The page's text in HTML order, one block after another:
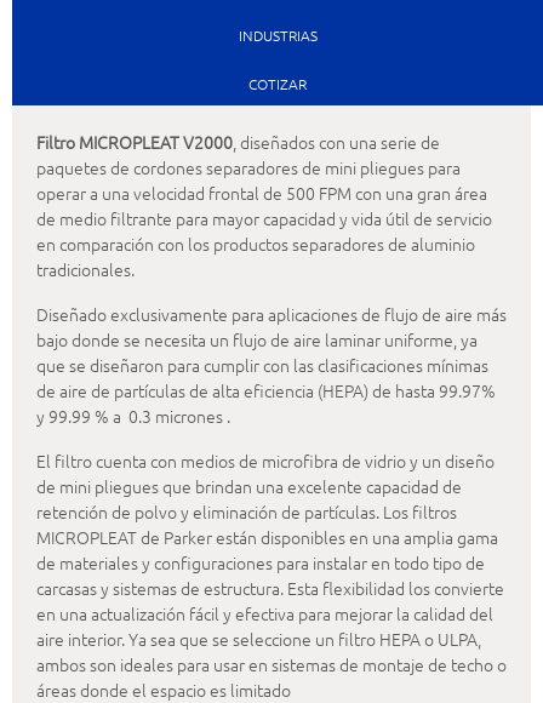
INDUSTRIAS
COTIZAR
Filtro MICROPLEAT V2000 , diseñados con una serie de
paquetes de cordones separadores de mini pliegues para
operar a una velocidad frontal de 500 FPM con una gran área
de medio filtrante para mayor capacidad y vida útil de servicio
en comparación con los productos separadores de aluminio
tradicionales.
Diseñado exclusivamente para aplicaciones de flujo de aire más
bajo donde se necesita un flujo de aire laminar uniforme, ya
que se diseñaron para cumplir con las clasificaciones mínimas
de aire de partículas de alta eficiencia (HEPA) de hasta 99.97%
y 99.99 % a 0.3 micrones .
El filtro cuenta con medios de microfibra de vidrio y un diseño
de mini pliegues que brindan una excelente capacidad de
retención de polvo y eliminación de partículas. Los filtros
MICROPLEAT de Parker están disponibles en una amplia gama
de materiales y configuraciones para instalar en todo tipo de
carcasas y sistemas de estructura. Esta flexibilidad los convierte
en una actualización fácil y efectiva para mejorar la calidad del
aire interior. Ya sea que se seleccione un filtro HEPA o ULPA,
ambos son ideales para usar en sistemas de montaje de techo o
áreas donde el espacio es limitado